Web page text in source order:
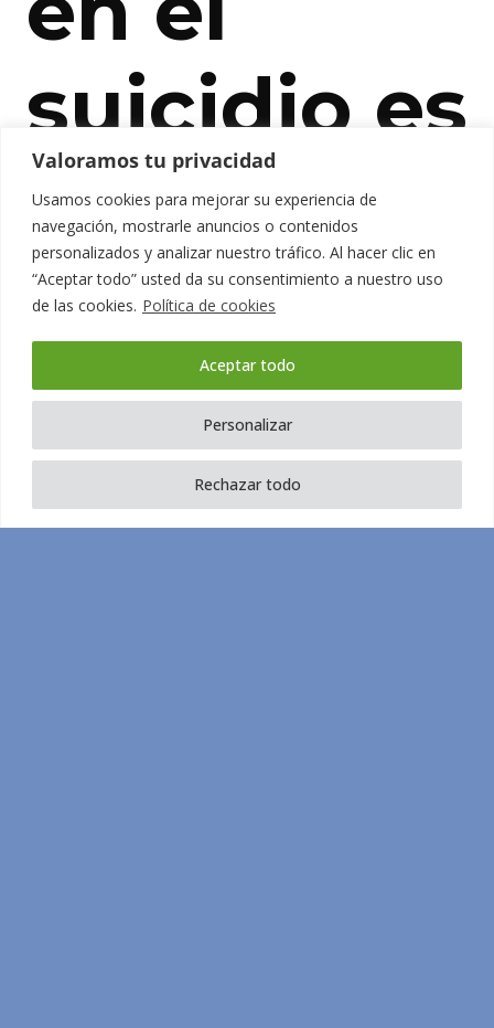
Valoramos tu privacidad
Usamos cookies para mejorar su experiencia de
navegación, mostrarle anuncios o contenidos
personalizados y analizar nuestro tráfico. Al hacer clic en
“Aceptar todo” usted da su consentimiento a nuestro uso
de las cookies. Política de cookies
Personalizar
Rechazar todo
Aceptar todo
suicidio es
distraerse
y
recuperar
la ilusión